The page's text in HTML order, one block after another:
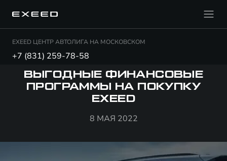
EXEED ЦЕНТР АВТОЛИГА НА МОСКОВСКОМ
+7 (831) 259-78-58
ВЫГОДНЫЕ ФИНАНСОВЫЕ
ПРОГРАММЫ НА ПОКУПКУ
EXEED
8 МАЯ 2022